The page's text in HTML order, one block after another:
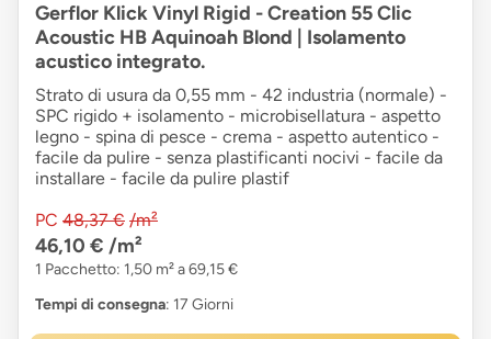
Gerflor Klick Vinyl Rigid - Creation 55 Clic
Acoustic HB Aquinoah Blond | Isolamento
acustico integrato.
Strato di usura da 0,55 mm - 42 industria (normale) -
SPC rigido + isolamento - microbisellatura - aspetto
legno - spina di pesce - crema - aspetto autentico -
facile da pulire - senza plastificanti nocivi - facile da
installare - facile da pulire plastif
PC 48,37 € /m²
46,10 € /m²
1 Pacchetto: 1,50 m² a 69,15 €
Tempi di consegna: 17 Giorni